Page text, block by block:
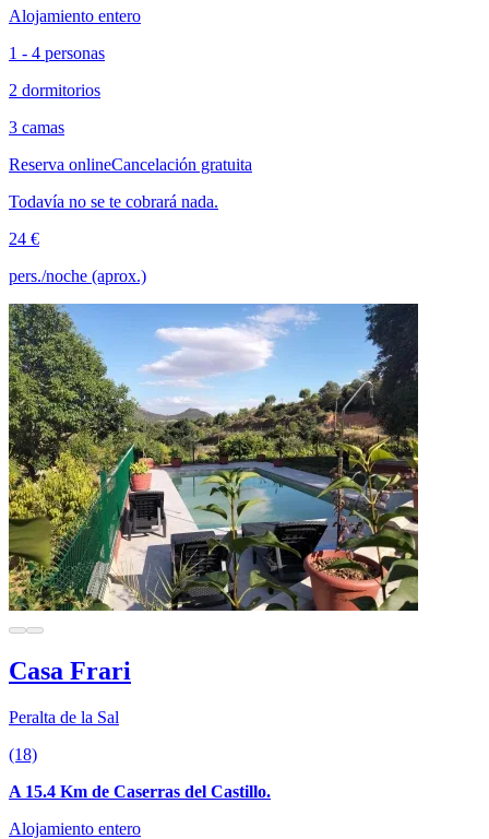
Alojamiento entero
1 - 4 personas
2 dormitorios
3 camas
Reserva onlineCancelación gratuita
Todavía no se te cobrará nada.
24 €
pers./noche (aprox.)
Casa Frari
Peralta de la Sal
(18)
A 15.4 Km de Caserras del Castillo.
Alojamiento entero